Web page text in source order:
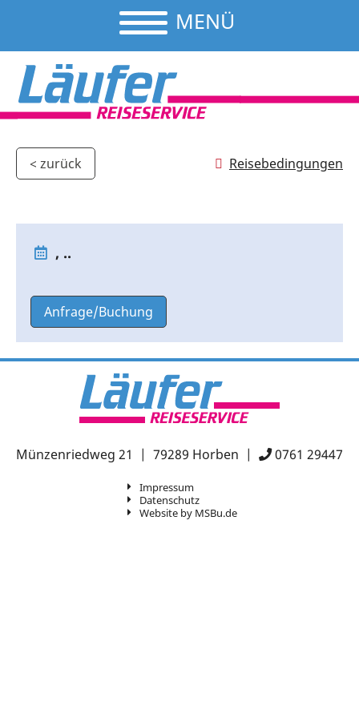
MENÜ
< zurück Reisebedingungen
, ..
Anfrage/Buchung
Münzenriedweg 21 | 79289 Horben | 0761 29447
Impressum
Datenschutz
Website by MSBu.de